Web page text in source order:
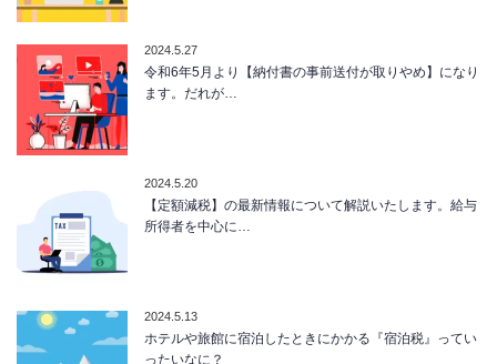
2024.5.27
令和6年5月より【納付書の事前送付が取りやめ】になり
ます。だれが…
2024.5.20
【定額減税】の最新情報について解説いたします。給与
所得者を中心に…
2024.5.13
ホテルや旅館に宿泊したときにかかる『宿泊税』ってい
ったいなに？